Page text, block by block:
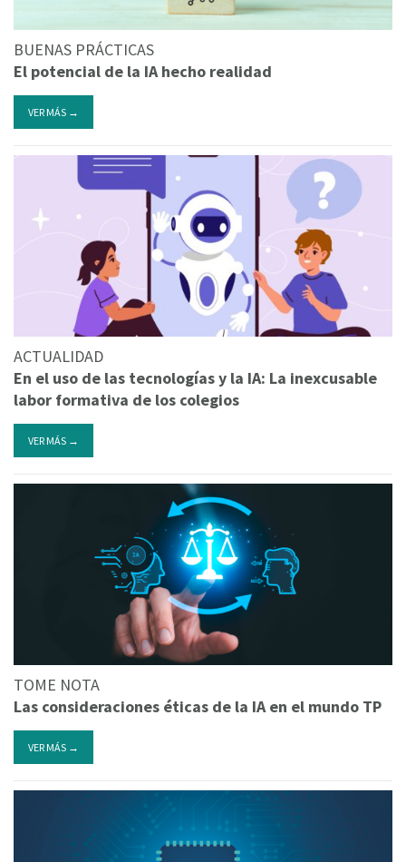
BUENAS PRÁCTICAS
El potencial de la IA hecho realidad
VER MÁS →
ACTUALIDAD
En el uso de las tecnologías y la IA: La inexcusable
labor formativa de los colegios
VER MÁS →
TOME NOTA
Las consideraciones éticas de la IA en el mundo TP
VER MÁS →